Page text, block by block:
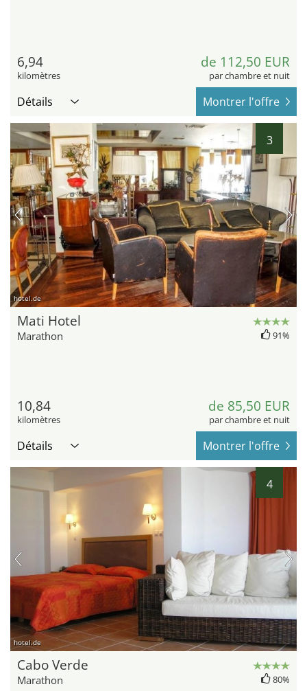
6,94
kilomètres
de 112,50 EUR
par chambre et nuit
Détails Montrer l'offre
3
hotel.de
Mati Hotel
Marathon 91%
10,84
kilomètres
de 85,50 EUR
par chambre et nuit
Détails Montrer l'offre
4
hotel.de
Cabo Verde
Marathon 80%